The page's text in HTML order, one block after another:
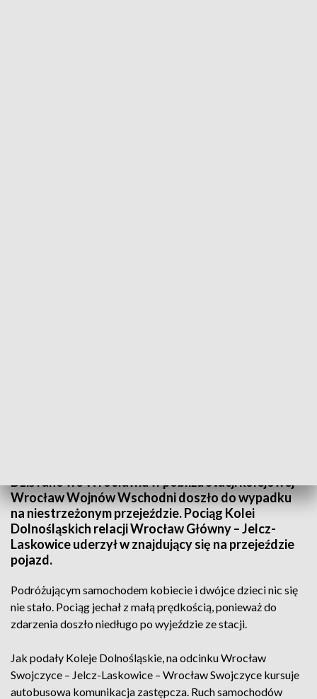
Dziś rano we Wrocławiu w pobliżu stacji kolejowej
Wrocław Wojnów Wschodni doszło do wypadku
na niestrzeżonym przejeździe. Pociąg Kolei
Dolnośląskich relacji Wrocław Główny – Jelcz-
Laskowice uderzył w znajdujący się na przejeździe
pojazd.
Podróżującym samochodem kobiecie i dwójce dzieci nic się
nie stało. Pociąg jechał z małą prędkością, ponieważ do
zdarzenia doszło niedługo po wyjeździe ze stacji.
Jak podały Koleje Dolnośląskie, na odcinku Wrocław
Swojczyce – Jelcz-Laskowice – Wrocław Swojczyce kursuje
autobusowa komunikacja zastępcza. Ruch samochodów